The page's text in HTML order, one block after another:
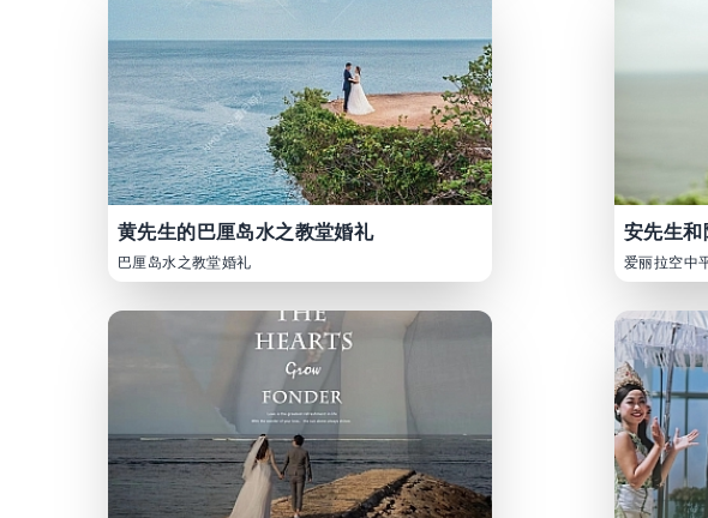
黄先生的巴厘岛水之教堂婚礼
巴厘岛水之教堂婚礼 爱丽拉空中